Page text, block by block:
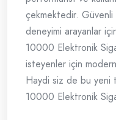
çekmektedir.
deneyimi arayanlar
10000 Elektronik
isteyenler için
Haydi siz de bu yeni
10000 Elektronik